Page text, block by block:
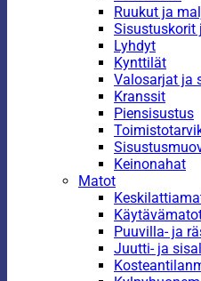
Ruukut ja
Sisustuskorit
Lyhdyt
Kynttilät
Valosarjat ja
Kranssit
Piensisustus
Keinonahat
Matot
Puuvilla- ja
Juutti- ja